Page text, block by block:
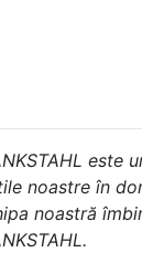
noastre în
noastră